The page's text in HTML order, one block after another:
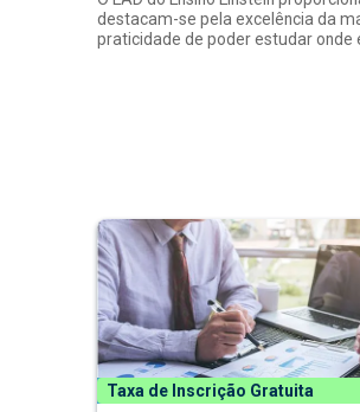
destacam-se pela excelência da
praticidade de poder estudar onde
Taxa de Inscrição Gratuita